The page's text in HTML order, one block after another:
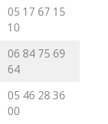
05 17 67 15
10
06 84 75 69
64
05 46 28 36
00